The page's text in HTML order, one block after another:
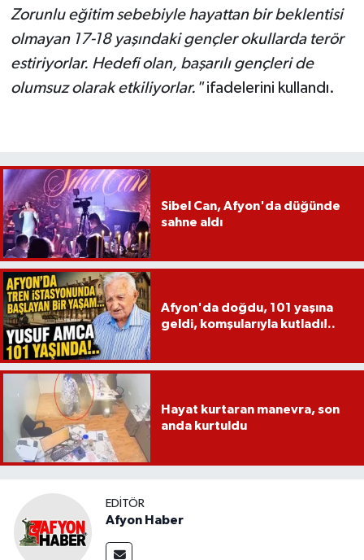
Zorunlu eğitim sebebiyle hayattan bir beklentisi
olmayan 17-18 yaşındaki gençler okullarda terör
estiriyorlar. Hedefi olan, başarılı gençleri de
olumsuz olarak etkiliyorlar."ifadelerini kullandı.
Sibel Can, Afyon'da düğünde
sahne aldı
Afyon'da doğdu, 101 yaşına
geldi, komşularıyla kutladı!..
Hayat kurtaran manevra, son
anda kurtuldu
EDITÖR
Afyon Haber